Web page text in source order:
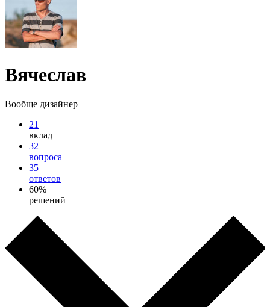
Вячеслав
Вообще дизайнер
21
вклад
32
вопроса
35
ответов
60%
решений